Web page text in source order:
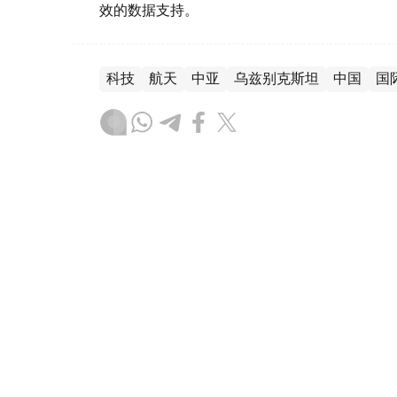
效的数据支持。
科技 航天 中亚 乌兹别克斯坦 中国 国